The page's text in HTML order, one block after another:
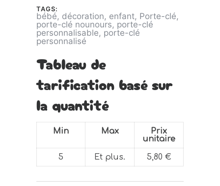
TAGS:
bébé, décoration, enfant, Porte-clé,
porte-clé nounours, porte-clé
personnalisable, porte-clé
personnalisé
Tableau de
tarification basé sur
la quantité
Min Max
Prix
unitaire
5 Et plus. 5,80 €